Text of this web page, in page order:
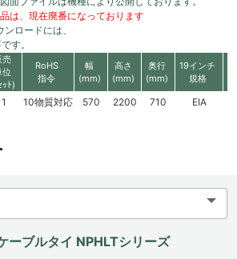
は、現在廃番になっております
ロードには、
す。
売
位
ｯﾄ)
RoHS
指令
幅
(mm)
高さ
(mm)
奥行
(mm)
19インチ
規格
1 10物質対応 570 2200 710 EIA
ーブルタイ NPHLTシリーズ